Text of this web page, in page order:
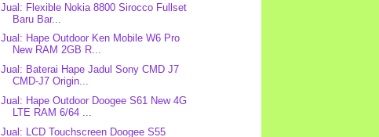
Jual: Flexible Nokia 8800 Sirocco Fullset
Baru Bar...
Jual: Hape Outdoor Ken Mobile W6 Pro
New RAM 2GB R...
Jual: Baterai Hape Jadul Sony CMD J7
CMD-J7 Origin...
Jual: Hape Outdoor Doogee S61 New 4G
LTE RAM 6/64 ...
Jual: LCD Touchscreen Doogee S55